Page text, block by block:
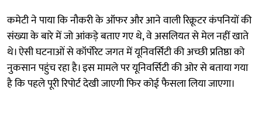
कमेटी ने पाया कि नौकरी के ऑफर और आने वाली रिक्रूटर कंपनियों की
संख्या के बारे में जो आंकड़े बताए गए थे, वे असलियत से मेल नहीं खाते
थे। ऐसी घटनाओं से कॉर्पोरेट जगत में यूनिवर्सिटी की अच्छी प्रतिष्ठा को
नुकसान पहुंच रहा है। इस मामले पर यूनिवर्सिटी की ओर से बताया गया
है कि पहले पूरी रिपोर्ट देखी जाएगी फिर कोई फैसला लिया जाएगा।